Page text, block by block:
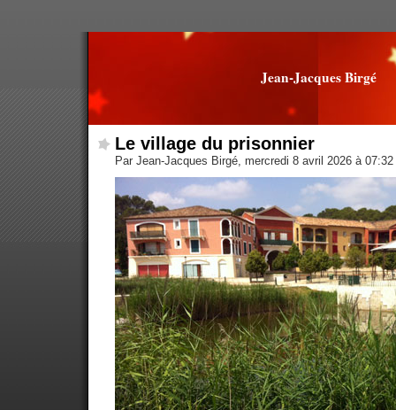
Jean-Jacques Birgé
Le village du prisonnier
Par Jean-Jacques Birgé, mercredi 8 avril 2026 à 07:32